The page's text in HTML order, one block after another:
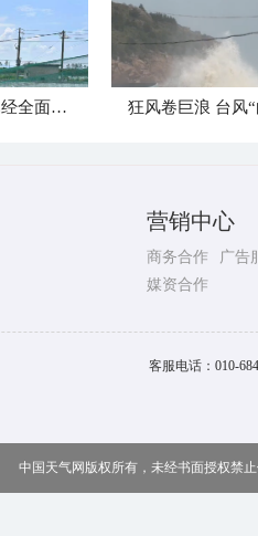
台风马上逼近！沿海各地已经全面进入备战状态
营销中心
商务合作
广告
媒资合作
客服电话： 010-
中国天气网版权所有，未经书面授权